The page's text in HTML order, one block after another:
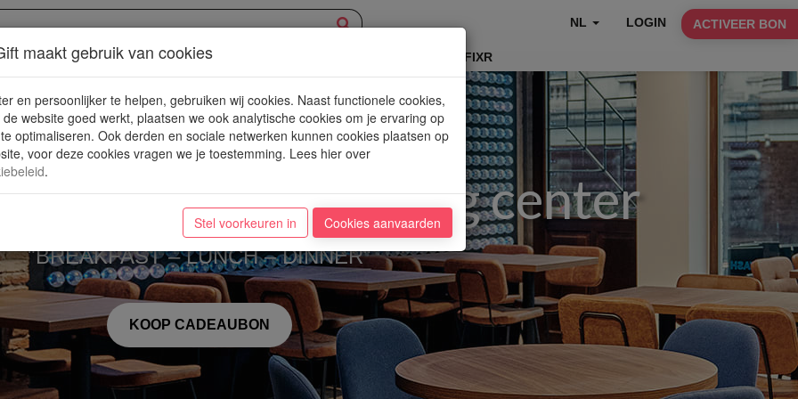
NL LOGIN ACTIVEER BON
AANBOD NIEUWE PLEKJES TABLEFIXR
Wijnegem shopping center
"BREAKFAST – LUNCH – DINNER"
KOOP CADEAUBON
maakt gebruik van cookies
en persoonlijker te helpen, gebruiken wij cookies. Naast functionele cookies,
website goed werkt, plaatsen we ook analytische cookies om je ervaring op
optimaliseren. Ook derden en sociale netwerken kunnen cookies plaatsen op
voor deze cookies vragen we je toestemming. Lees hier over
.
Stel voorkeuren in Cookies aanvaarden